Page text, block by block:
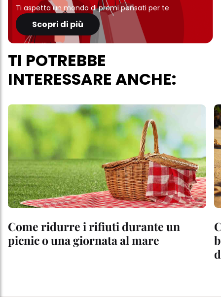
Ti aspetta un mondo di premi pensati per te
Scopri di più
TI POTREBBE
INTERESSARE ANCHE:
Come ridurre i rifiuti durante un
picnic o una giornata al mare